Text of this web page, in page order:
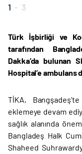
1 - 3
Türk İşbirliği ve
tarafından
Dakka’da bulunan
Hospital’e
TİKA,
eklemeye devam
sağlık alanında
Bangladeş Halk
Shaheed